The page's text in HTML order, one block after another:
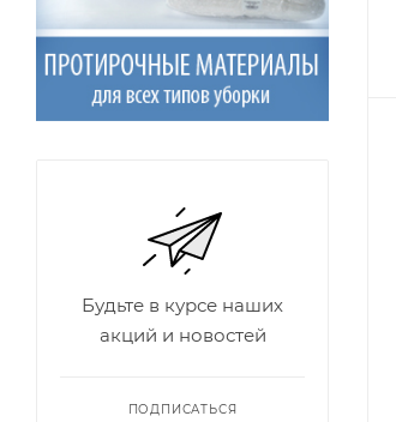
Будьте в курсе наших
акций и новостей
ПОДПИСАТЬСЯ